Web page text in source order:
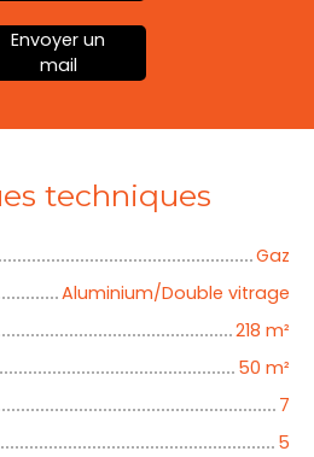
Envoyer un
mail
techniques
Gaz
Aluminium/Double vitrage
218 m²
50 m²
7
5